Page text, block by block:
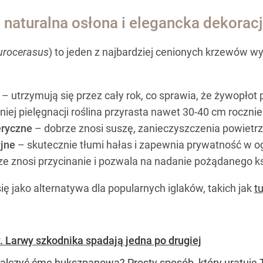
osłona i elegancka
) to jeden z najbardziej cenionych krzewów
– utrzymują się przez cały rok, co sprawia, że
pielęgnacji roślina przyrasta nawet 30-40 cm
– dobrze znosi suszę, zanieczyszczenia
– skutecznie tłumi hałas i zapewnia prywatność w
znosi przycinanie i pozwala na nadanie pożądanego
jako alternatywa dla popularnych iglaków, takich jak
Larwy szkodnika spadają jedna po drugiej